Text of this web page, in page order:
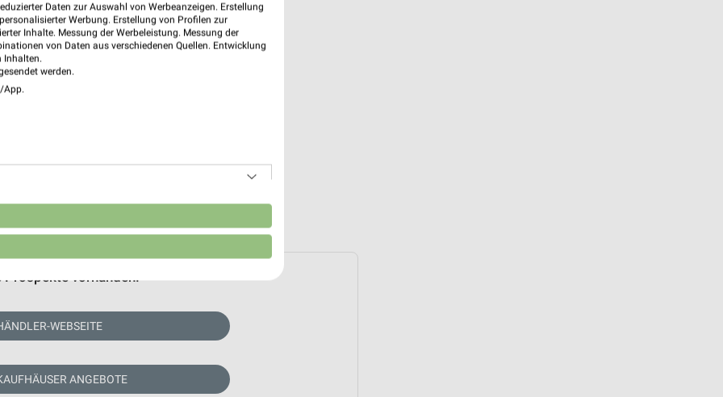
Prospekte vorhanden.
WEBSEITE
ANGEBOTE
Daten zur Auswahl von Werbeanzeigen. Erstellung
Werbung. Erstellung von Profilen zur
Inhalte. Messung der Werbeleistung. Messung der
von Daten aus verschiedenen Quellen. Entwicklung
Inhalten.
werden.
App.